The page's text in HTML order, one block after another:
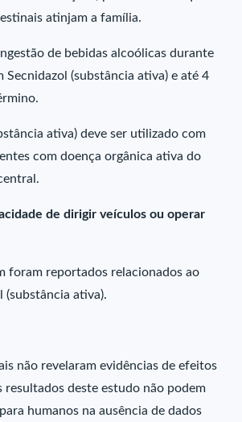
atinjam a família.
de bebidas alcoólicas durante
(substância ativa) e até 4
ativa) deve ser utilizado com
com doença orgânica ativa do
de dirigir veículos ou operar
foram reportados relacionados ao
(substância ativa).
não revelaram evidências de efeitos
resultados deste estudo não podem
humanos na ausência de dados